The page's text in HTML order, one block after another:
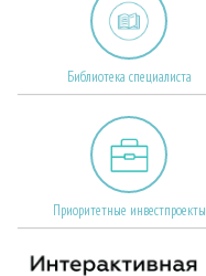
Библиотека специалиста
Приоритетные инвестпроекты